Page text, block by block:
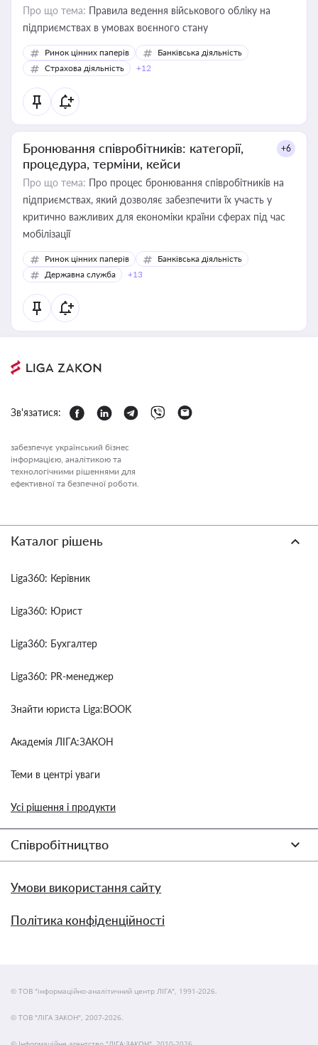
Про що тема: Правила ведення військового обліку на
підприємствах в умовах воєнного стану
Ринок цінних паперів
Банківська діяльність
Страхова діяльність
+12
Бронювання співробітників: категорії,
процедура, терміни, кейси
+6
Про що тема: Про процес бронювання співробітників на
підприємствах, який дозволяє забезпечити їх участь у
критично важливих для економіки країни сферах під час
мобілізації
Ринок цінних паперів
Банківська діяльність
Державна служба
+13
Зв'язатися:
забезпечує український бізнес
інформацією, аналітикою та
технологічними рішеннями для
ефективної та безпечної роботи.
Каталог рішень
Liga360: Керівник
Liga360: Юрист
Liga360: Бухгалтер
Liga360: PR-менеджер
Знайти юриста Liga:BOOK
Академія ЛІГА:ЗАКОН
Теми в центрі уваги
Усі рішення і продукти
Співробітництво
Умови використання сайту
Політика конфіденційності
© ТОВ "інформаційно-аналітичний центр ЛІГА", 1991-2026.
© ТОВ "ЛІГА ЗАКОН", 2007-2026.